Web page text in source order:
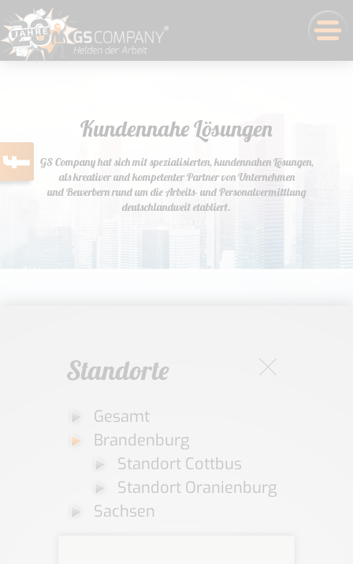
Kundennahe Lösungen
GS Company hat sich mit spezialisierten, kundennahen Lösungen,
als kreativer und kompetenter Partner von Unternehmen
und Bewerbern rund um die Arbeits- und Personalvermittlung
deutschlandweit etabliert.
Standorte
Gesamt
Brandenburg
Standort Cottbus
Standort Oranienburg
Sachsen